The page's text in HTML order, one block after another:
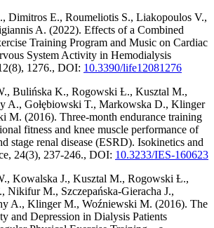
Dimitros E., Roumeliotis S., Liakopoulos V.,
A. (2022). Effects of a Combined
Training Program and Music on Cardiac
System Activity in Hemodialysis
1276., DOI: 10.3390/life12081276
Bulińska K., Rogowski Ƚ., Kusztal M.,
A., Goƚȩbiowski T., Markowska D., Klinger
M. (2016). Three-month endurance training
fitness and knee muscle performance of
stage renal disease (ESRD). Isokinetics and
24(3), 237-246., DOI: 10.3233/IES-160623
Kowalska J., Kusztal M., Rogowski Ƚ.,
Nikifur M., Szczepańska-Gieracha J.,
A., Klinger M., Woźniewski M. (2016). The
and Depression in Dialysis Patients